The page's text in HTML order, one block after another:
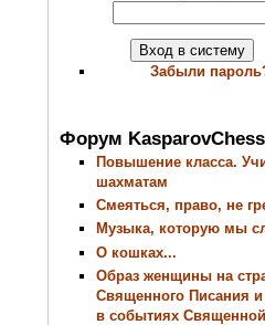
Забыли
Форум KasparovChess
Повышение класса.
шахматам
Смеяться, право, не
Музыка, которую мы
О кошках...
Образ женщины на
Священного Писания и
в событиях Священной